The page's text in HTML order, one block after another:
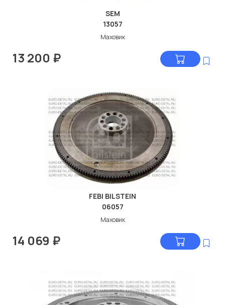
SEM
13057
Маховик
13 200 ₽
FEBI BILSTEIN
06057
Маховик
14 069 ₽